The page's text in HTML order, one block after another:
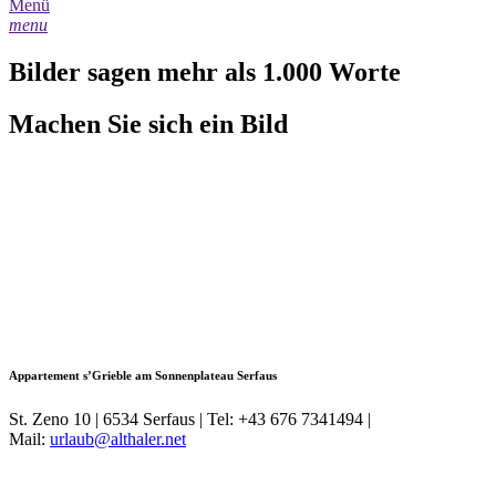
Menü
menu
Bilder sagen mehr als 1.000 Worte
Machen Sie sich ein Bild
Appartement s’Grieble am Sonnenplateau Serfaus
St. Zeno 10 | 6534 Serfaus | Tel: +43 676 7341494 |
Mail: urlaub@althaler.net